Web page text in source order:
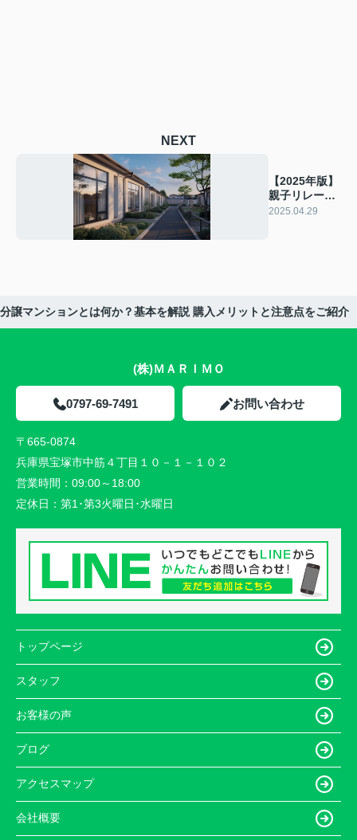
NEXT
【2025年版】
親子リレー住
宅ローンと
2025.04.29
譲マンションとは何か？基本を解説 購入メリットと注意点をご紹介
(株)ＭＡＲＩＭＯ
0797-69-7491 お問い合わせ
〒665-0874
兵庫県宝塚市中筋４丁目１０－１－１０２
営業時間： 09:00～18:00
定休日： 第1･第3火曜日･水曜日
トップページ
スタッフ
お客様の声
ブログ
アクセスマップ
会社概要